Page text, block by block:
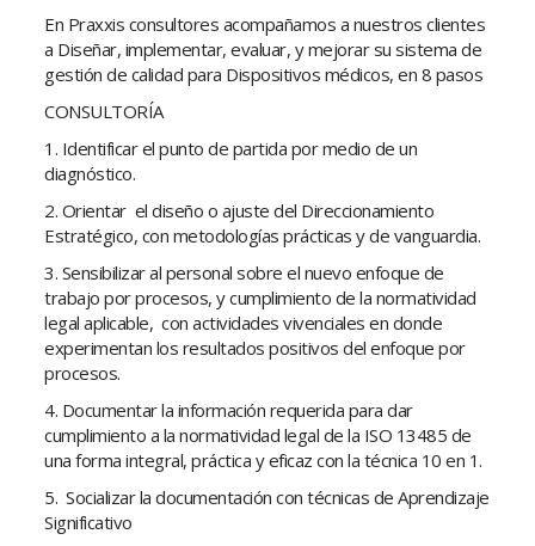
En Praxxis consultores acompañamos a nuestros clientes
a Diseñar, implementar, evaluar, y mejorar su sistema de
gestión de calidad para Dispositivos médicos, en 8 pasos
CONSULTORÍA
1. Identificar el punto de partida por medio de un
diagnóstico.
2. Orientar el diseño o ajuste del Direccionamiento
Estratégico, con metodologías prácticas y de vanguardia.
3. Sensibilizar al personal sobre el nuevo enfoque de
trabajo por procesos, y cumplimiento de la normatividad
legal aplicable, con actividades vivenciales en donde
experimentan los resultados positivos del enfoque por
procesos.
4. Documentar la información requerida para dar
cumplimiento a la normatividad legal de la ISO 13485 de
una forma integral, práctica y eficaz con la técnica 10 en 1.
5. Socializar la documentación con técnicas de Aprendizaje
Significativo